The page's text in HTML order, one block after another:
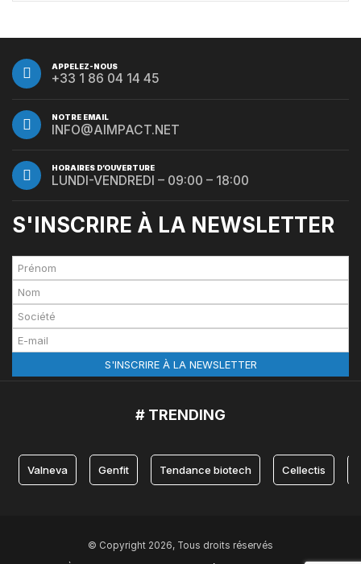
APPELEZ-NOUS
+33 1 86 04 14 45
NOTRE EMAIL
INFO@AIMPACT.NET
HORAIRES D’OUVERTURE
LUNDI-VENDREDI – 09:00 – 18:00
S'INSCRIRE À LA NEWSLETTER
# TRENDING
Valneva Genfit Tendance biotech Cellectis
© Copyright 2026, Tous droits réservés